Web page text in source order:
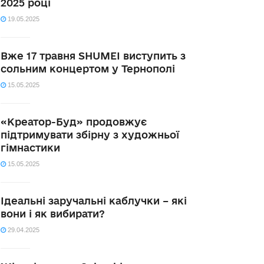
2025 році
19.05.2025
Вже 17 травня SHUMEI виступить з
сольним концертом у Тернополі
15.05.2025
«Креатор-Буд» продовжує
підтримувати збірну з художньої
гімнастики
15.05.2025
Ідеальні заручальні каблучки – які
вони і як вибирати?
29.04.2025